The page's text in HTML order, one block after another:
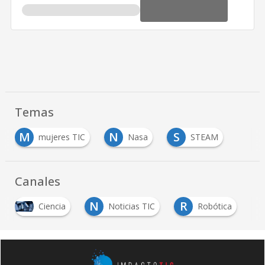
Temas
M
mujeres TIC N Nasa S STEAM
Canales
Ciencia N Noticias TIC R Robótica